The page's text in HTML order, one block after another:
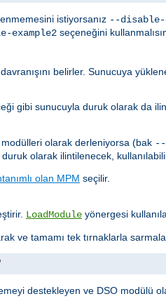
istiyorsanız --disable-
example2 seçeneğini
belirler. Sunucuya
gibi sunucuyla duruk olarak da
olarak derleniyorsa (bak --
olarak ilintilenecek,
olan MPM seçilir.
LoadModule yönergesi
ve tamamı tek tırnaklarla
destekleyen ve DSO modülü